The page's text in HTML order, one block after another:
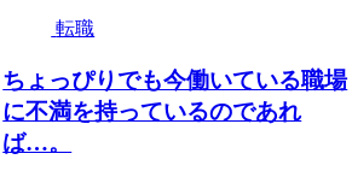
転職
ちょっぴりでも今働いている職場
に不満を持っているのであれ
ば…。